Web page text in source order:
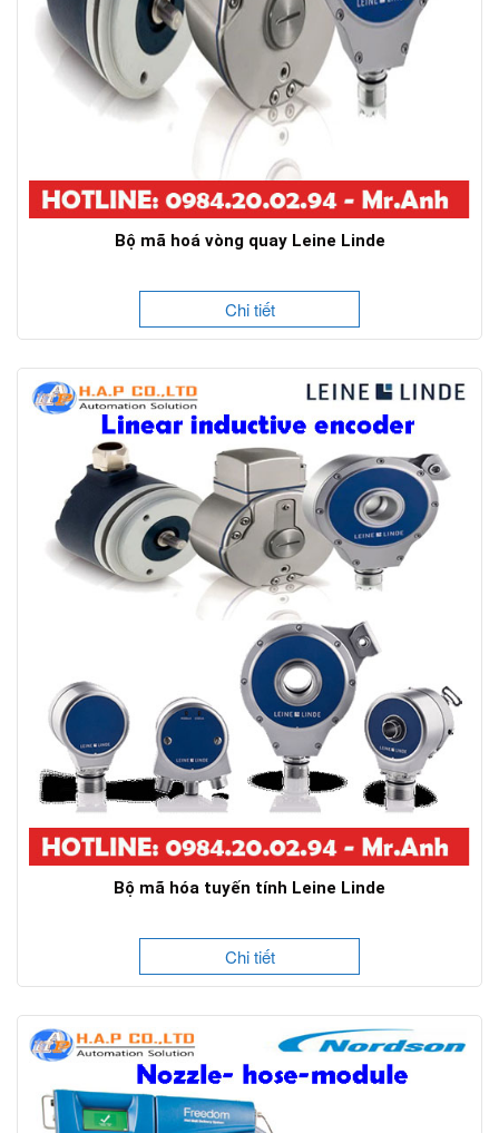
Bộ mã hoá vòng quay Leine Linde
Chi tiết
Bộ mã hóa tuyến tính Leine Linde
Chi tiết